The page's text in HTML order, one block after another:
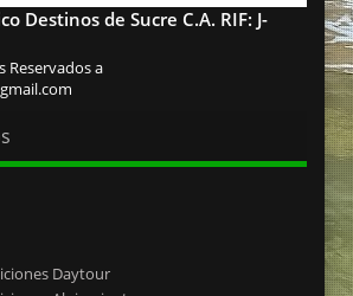
Destinos de Sucre C.A. RIF: J-
Reservados a
Daytour